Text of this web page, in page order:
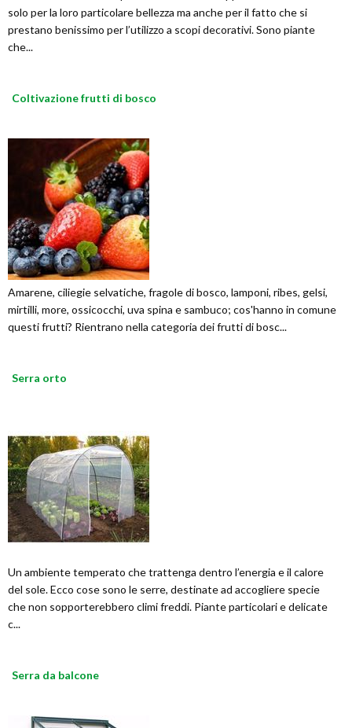
solo per la loro particolare bellezza ma anche per il fatto che si
prestano benissimo per l’utilizzo a scopi decorativi. Sono piante
che...
Coltivazione frutti di bosco
Amarene, ciliegie selvatiche, fragole di bosco, lamponi, ribes, gelsi,
mirtilli, more, ossicocchi, uva spina e sambuco; cos'hanno in comune
questi frutti? Rientrano nella categoria dei frutti di bosc...
Serra orto
Un ambiente temperato che trattenga dentro l’energia e il calore
del sole. Ecco cose sono le serre, destinate ad accogliere specie
che non sopporterebbero climi freddi. Piante particolari e delicate
c...
Serra da balcone